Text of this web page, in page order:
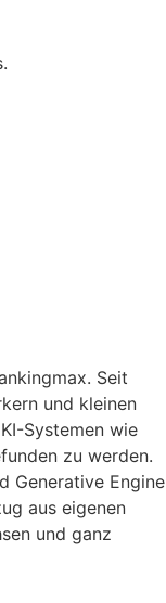
Seit
und kleinen
Systemen wie
zu werden.
Generative Engine
aus eigenen
und ganz